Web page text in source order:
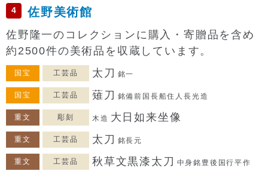
4 佐野美術館
佐野隆一のコレクションに購入・寄贈品を含め
約2500件の美術品を収蔵しています。
国宝 工芸品 太刀 銘一
国宝 工芸品 薙刀 銘備前国長船住人長光造
重文 彫刻 木造 大日如来坐像
重文 工芸品 太刀 銘長元
重文 工芸品 秋草文黒漆太刀 中身銘豊後国行平作